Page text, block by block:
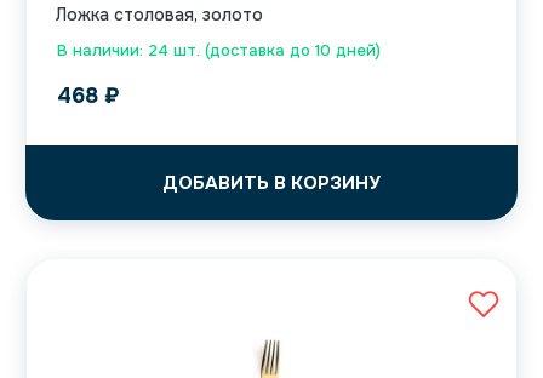
В наличии: 24 шт. (доставка до 10 дней)
Ложка столовая, золото
468 ₽
ДОБАВИТЬ В КОРЗИНУ